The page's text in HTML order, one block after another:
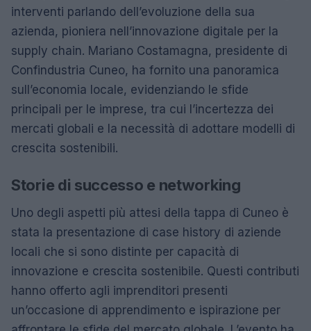
interventi parlando dell’evoluzione della sua
azienda, pioniera nell’innovazione digitale per la
supply chain. Mariano Costamagna, presidente di
Confindustria Cuneo, ha fornito una panoramica
sull’economia locale, evidenziando le sfide
principali per le imprese, tra cui l’incertezza dei
mercati globali e la necessità di adottare modelli di
crescita sostenibili.
Storie di successo e networking
Uno degli aspetti più attesi della tappa di Cuneo è
stata la presentazione di case history di aziende
locali che si sono distinte per capacità di
innovazione e crescita sostenibile. Questi contributi
hanno offerto agli imprenditori presenti
un’occasione di apprendimento e ispirazione per